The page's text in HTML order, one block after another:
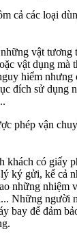
cả các loại
vật tương
vật dụng mà
hiểm nhưng
đích sử dụng
phép vận
khách có giấy
ký gửi, kể cả
những nhiệm
Những người
bay để đảm